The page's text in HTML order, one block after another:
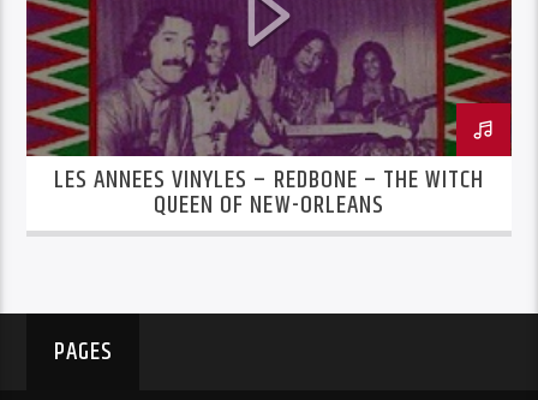
LES ANNEES VINYLES – REDBONE – THE WITCH
QUEEN OF NEW-ORLEANS
PAGES